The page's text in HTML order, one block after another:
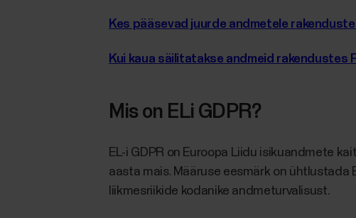
Kes pääsevad juurde andmetele
Kui kaua säilitatakse andmeid rakendustes
Mis on ELi GDPR?
EL-i GDPR on Euroopa Liidu isikuandmete
aasta mais. Määruse eesmärk on
liikmesriikide kodanike andmeturvalisust.